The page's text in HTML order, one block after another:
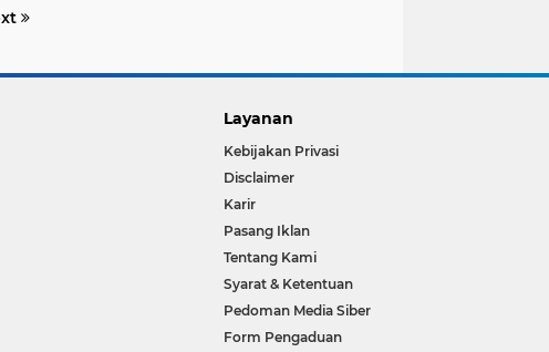
Layanan
Kebijakan Privasi
Disclaimer
Karir
Pasang Iklan
Tentang Kami
Syarat & Ketentuan
Pedoman Media Siber
Form Pengaduan